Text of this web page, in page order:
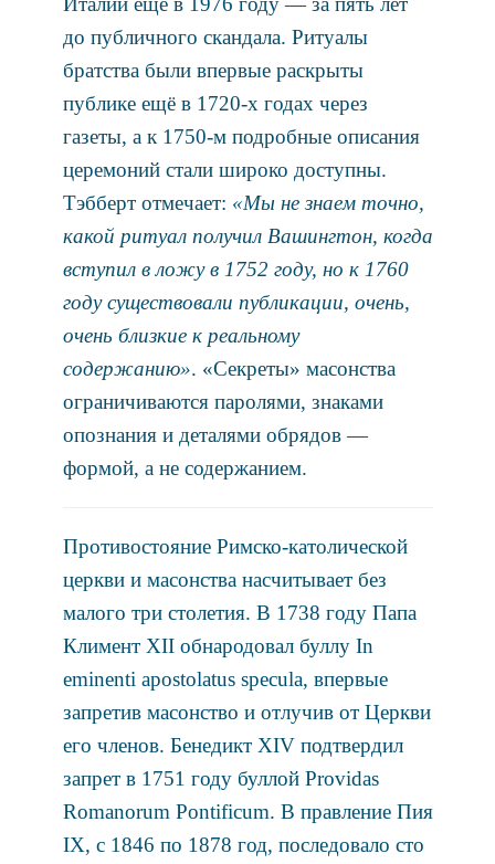
до публичного скандала. Ритуалы
братства были впервые раскрыты
публике ещё в 1720-х годах через
газеты, а к 1750-м подробные описания
церемоний стали широко доступны.
Тэбберт отмечает: «Мы не знаем точно,
какой ритуал получил Вашингтон, когда
вступил в ложу в 1752 году, но к 1760
году существовали публикации, очень,
очень близкие к реальному
содержанию». «Секреты» масонства
ограничиваются паролями, знаками
опознания и деталями обрядов —
формой, а не содержанием.
Противостояние Римско-католической
церкви и масонства насчитывает без
малого три столетия. В 1738 году Папа
Климент XII обнародовал буллу In
eminenti apostolatus specula, впервые
запретив масонство и отлучив от Церкви
его членов. Бенедикт XIV подтвердил
запрет в 1751 году буллой Providas
Romanorum Pontificum. В правление Пия
IX, с 1846 по 1878 год, последовало сто